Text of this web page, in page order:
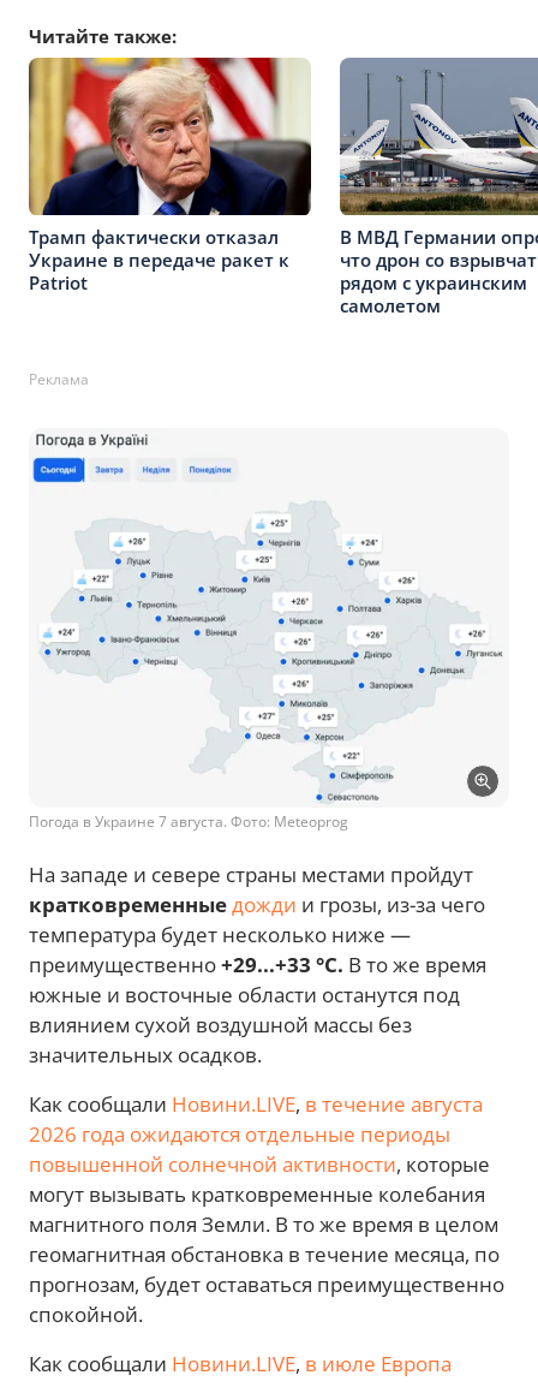
Читайте также:
Трамп фактически отказал
Украине в передаче ракет к
Patriot
В МВД Германии
что дрон со
рядом с украинским
самолетом
Реклама
Погода в Украине 7 августа. Фото: Meteoprog
На западе и севере страны местами пройдут
кратковременныедожди и грозы, из-за чего
температура будет несколько ниже —
преимущественно+29...+33 °C. В то же время
южные и восточные области останутся под
влиянием сухой воздушной массы без
значительных осадков.
Как сообщали Новини.LIVE, в течение августа
2026 года ожидаются отдельные периоды
повышенной солнечной активности, которые
могут вызывать кратковременные колебания
магнитного поля Земли. В то же время в целом
геомагнитная обстановка в течение месяца, по
прогнозам, будет оставаться преимущественно
спокойной.
Как сообщали Новини.LIVE, в июле Европа